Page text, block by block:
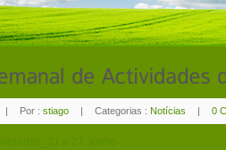
| Por : stiago | Categorias : Notícias | 0
a 27 Junho